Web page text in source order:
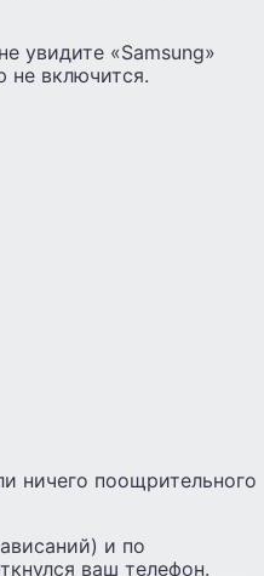
увидите «Samsung»
не включится.
ничего поощрительного
и по
ваш телефон.